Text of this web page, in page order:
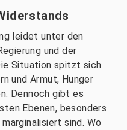
leidet unter den
und der
Situation spitzt sich
und Armut, Hunger
Dennoch gibt es
Ebenen, besonders
sind. Wo